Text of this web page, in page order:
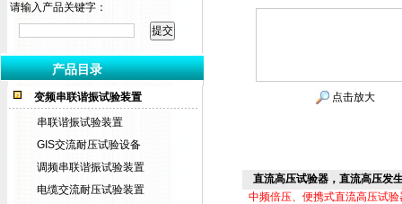
请输入产品关键字：
产品目录
变频串联谐振试验装置
串联谐振试验装置
GIS交流耐压试验设备
调频串联谐振试验装置
电缆交流耐压试验装置
点击放大
直流高压试验器，直流高压发
中频倍压、便携式直流高压试